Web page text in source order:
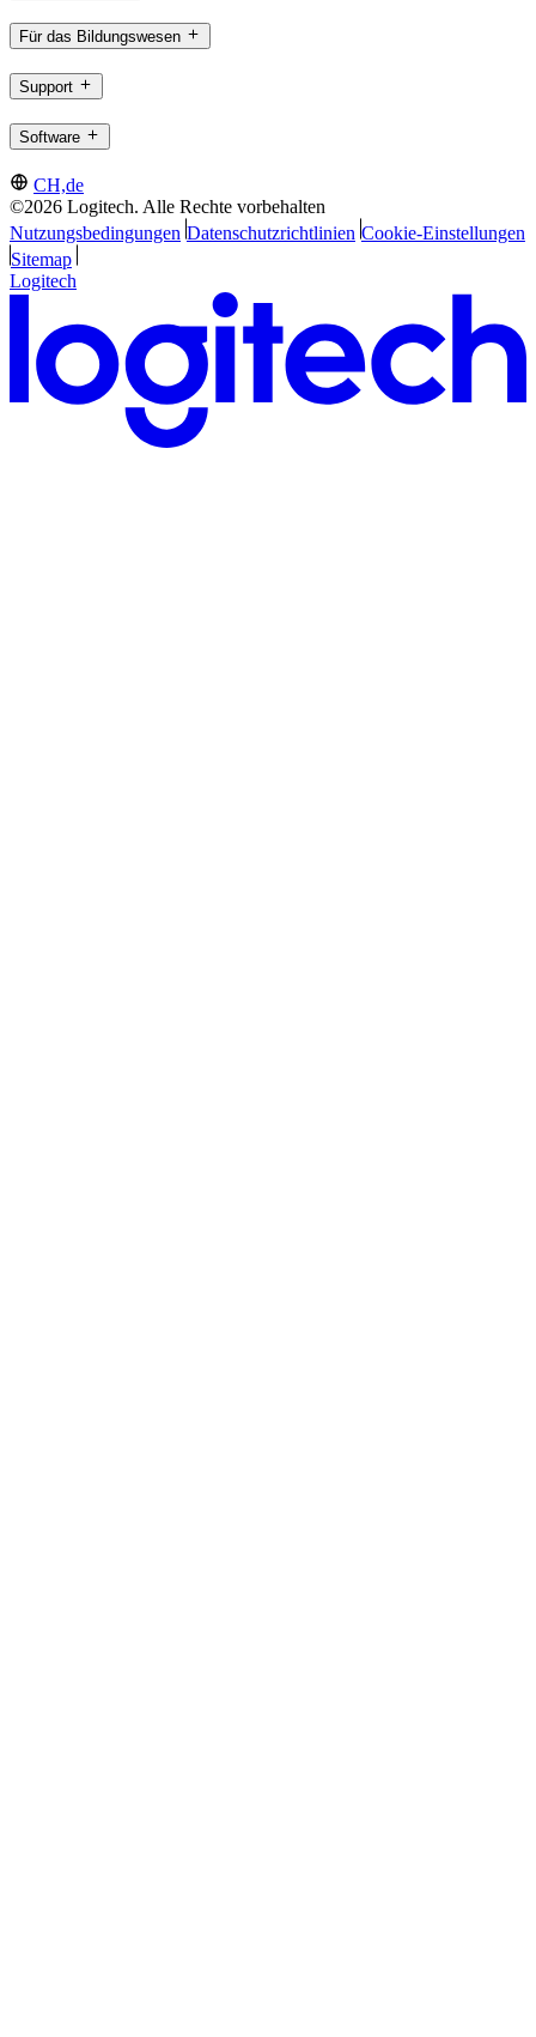
Für das Bildungswesen
Support
Software
CH,de
©2026 Logitech. Alle Rechte vorbehalten
Nutzungsbedingungen Datenschutzrichtlinien Cookie-Einstellungen
Sitemap
Logitech